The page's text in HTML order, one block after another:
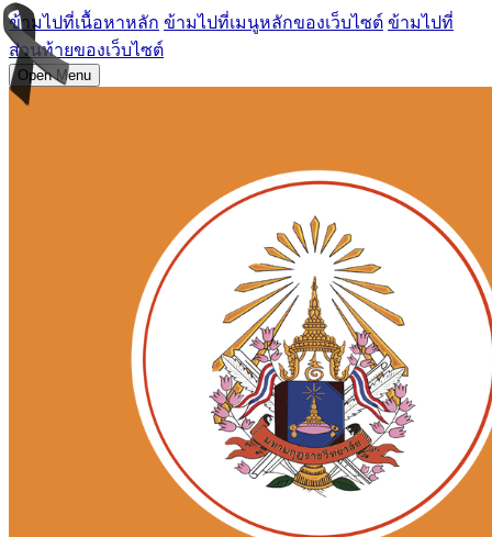
ข้ามไปที่เนื้อหาหลัก ข้ามไปที่เมนูหลักของเว็บไซต์ ข้ามไปที่
ส่วนท้ายของเว็บไซต์
Open Menu